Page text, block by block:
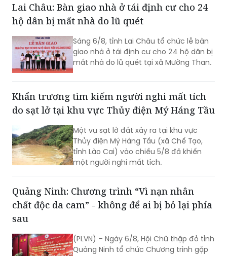
Lai Châu: Bàn giao nhà ở tái định cư cho 24
hộ dân bị mất nhà do lũ quét
Sáng 6/8, tỉnh Lai Châu tổ chức lễ bàn
giao nhà ở tái định cư cho 24 hộ dân bị
mất nhà do lũ quét tại xã Mường Than.
Khẩn trương tìm kiếm người nghi mất tích
do sạt lở tại khu vực Thủy điện Mý Háng Tầu
Một vụ sạt lở đất xảy ra tại khu vực
Thủy điện Mý Háng Tầu (xã Chế Tạo,
tỉnh Lào Cai) vào chiều 5/8 đã khiến
một người nghi mất tích.
Quảng Ninh: Chương trình “Vì nạn nhân
chất độc da cam” - không để ai bị bỏ lại phía
sau
(PLVN) – Ngày 6/8, Hội Chữ thập đỏ tỉnh
Quảng Ninh tổ chức Chương trình gặp